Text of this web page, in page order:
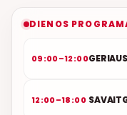
DIENOS
09:00–12:00
12:00–18:00